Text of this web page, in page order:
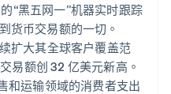
AI 构建经济基础设施。
“黑五网一”机器实时跟踪
货币交易额的一切。
扩大其全球客户覆盖范
易额创 32 亿美元新高。
和运输领域的消费者支出